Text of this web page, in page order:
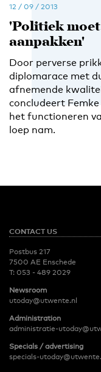
12 / 09 / 2013
'Politiek
aanpakken'
Door perverse
diplomarace met
afnemende
concludeert
het functioneren
loep nam.
CONTACT US
Postbus 217
7500 AE Enschede
T: 053 - 489 2029
Newsroom
utoday@utwente.nl
Administration
administratie-
Specials / advertising
specials-